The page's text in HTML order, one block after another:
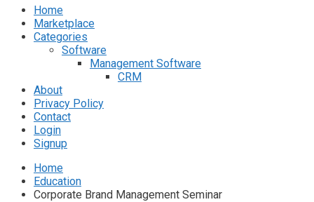
Home
Marketplace
Categories
Software
Management Software
CRM
About
Privacy Policy
Contact
Login
Signup
Home
Education
Corporate Brand Management Seminar